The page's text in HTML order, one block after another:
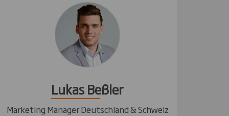
Lukas Beßler
Marketing Manager Deutschland & Schweiz